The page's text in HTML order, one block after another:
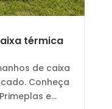
térmica
de caixa
Conheça
e...